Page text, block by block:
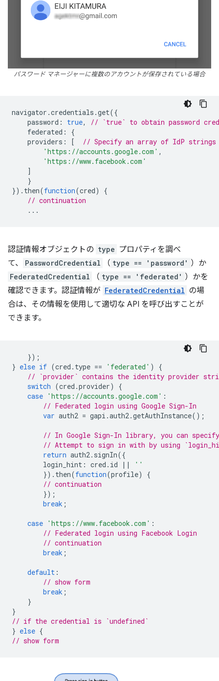
パスワード マネージャーに複数のアカウントが保存されている場合
navigator .credentials .get({
password : true,
// `true` to obtain password
federated :
{
providers : [
// Specify an array of IdP strings
'https://accounts.google.com' ,
'https://www.facebook.com'
]
}
}). then(function(cred)
{
// continuation
...
認証情報オブジェクトの type プロパティを調べ
て、
PasswordCredential （ type == 'password' ）か
FederatedCredential （ type == 'federated' ）かを
確認できます。認証情報が FederatedCredential の場
合は、その情報を使用して適切な API を呼び出すことが
できます。
});
} else if (cred . type == 'federated' )
{
// `provider` contains the identity provider
switch (cred .provider)
{
case 'https://accounts.google.com' :
// Federated login using Google Sign-In
var auth2 = gapi .auth2 .getAuthInstance();
// In Google Sign-In library, you can
// Attempt to sign in with by using
return auth2 . signIn({
login_hint : cred . id ||
''
}). then(function(profile)
{
// continuation
});
break ;
case 'https://www.facebook.com' :
// Federated login using Facebook Login
// continuation
break ;
default :
// show form
break ;
}
}
// if the credential is `undefined`
} else {
// show form